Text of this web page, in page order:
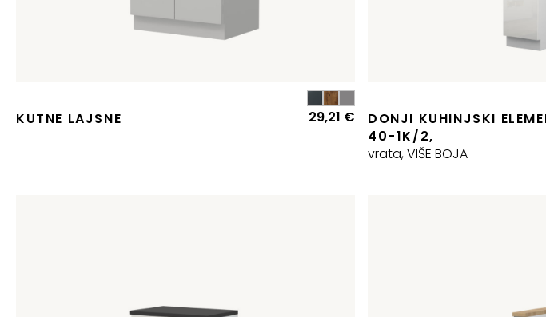
KUTNE LAJSNE 29,21 €
DONJI KUHINJSKI
40-1K/2,
vrata, VIŠE BOJA